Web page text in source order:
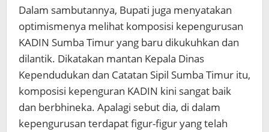
Dalam sambutannya, Bupati juga menyatakan
optimismenya melihat komposisi kepengurusan
KADIN Sumba Timur yang baru dikukuhkan dan
dilantik. Dikatakan mantan Kepala Dinas
Kependudukan dan Catatan Sipil Sumba Timur itu,
komposisi kepenguran KADIN kini sangat baik
dan berbhineka. Apalagi sebut dia, di dalam
kepengurusan terdapat figur-figur yang telah